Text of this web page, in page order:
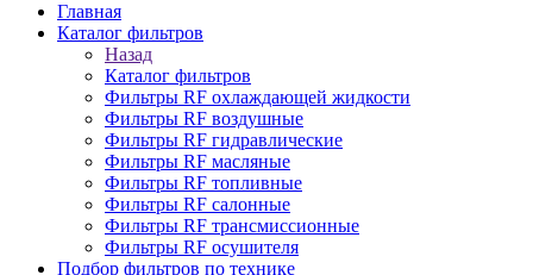
Главная
Каталог фильтров
Назад
Каталог фильтров
Фильтры RF охлаждающей жидкости
Фильтры RF воздушные
Фильтры RF гидравлические
Фильтры RF масляные
Фильтры RF топливные
Фильтры RF салонные
Фильтры RF трансмиссионные
Фильтры RF осушителя
Подбор фильтров по технике